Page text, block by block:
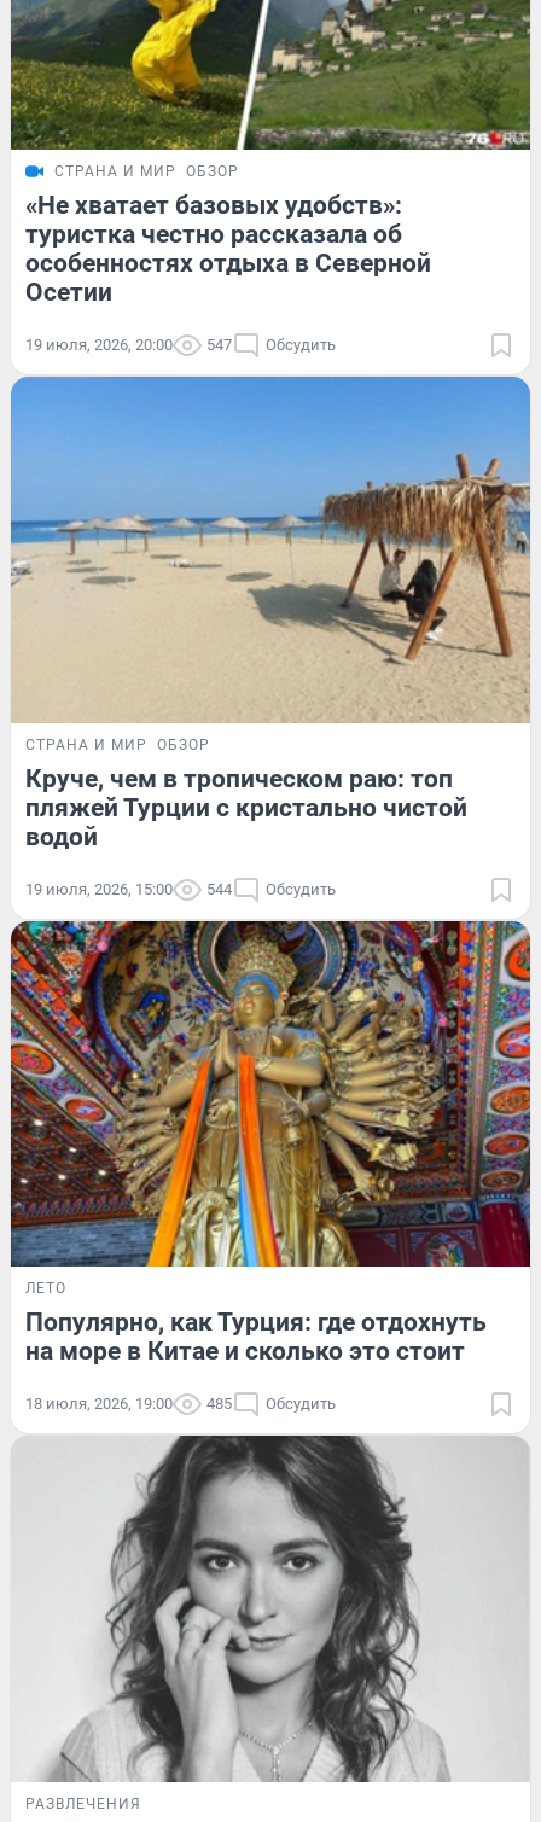
СТРАНА И МИР ОБЗОР
«Не хватает базовых удобств»:
туристка честно рассказала об
особенностях отдыха в Северной
Осетии
19 июля, 2026, 20:00 547 Обсудить
СТРАНА И МИР ОБЗОР
Круче, чем в тропическом раю: топ
пляжей Турции с кристально чистой
водой
19 июля, 2026, 15:00 544 Обсудить
ЛЕТО
Популярно, как Турция: где отдохнуть
на море в Китае и сколько это стоит
18 июля, 2026, 19:00 485 Обсудить
РАЗВЛЕЧЕНИЯ